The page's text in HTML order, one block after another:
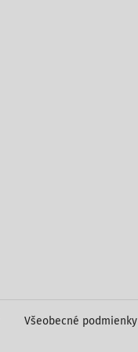
Všeobecné podmienky